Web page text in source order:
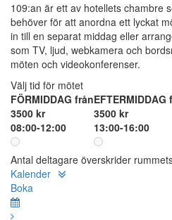
109:an är ett av hotellets chambre
behöver för att anordna ett lyckat
in till en separat middag eller
som TV, ljud, webkamera och
möten och videokonferenser.
Välj tid för mötet
FÖRMIDDAG från
3500 kr
08:00-12:00
EFTERMIDDAG
3500 kr
13:00-16:00
Antal deltagare överskrider
Kalender
Boka